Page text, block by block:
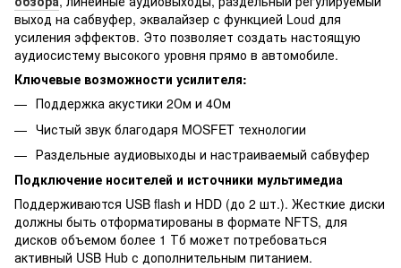
выход на сабвуфер, эквалайзер с функцией Loud для
усиления эффектов. Это позволяет создать настоящую
аудиосистему высокого уровня прямо в автомобиле.
Ключевые возможности усилителя:
Поддержка акустики 2Ом и 4Ом
Чистый звук благодаря MOSFET технологии
Раздельные аудиовыходы и настраиваемый сабвуфер
Подключение носителей и источники мультимедиа
Поддерживаются USB flash и HDD (до 2 шт.). Жесткие диски
должны быть отформатированы в формате NFTS, для
дисков объемом более 1 Тб может потребоваться
активный USB Hub с дополнительным питанием.